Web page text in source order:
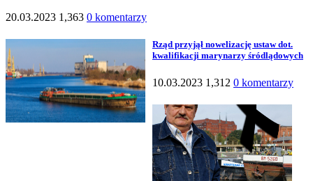
20.03.2023 1,363 0 komentarzy
Rząd przyjął nowelizację ustaw dot.
kwalifikacji marynarzy śródlądowych
10.03.2023 1,312 0 komentarzy